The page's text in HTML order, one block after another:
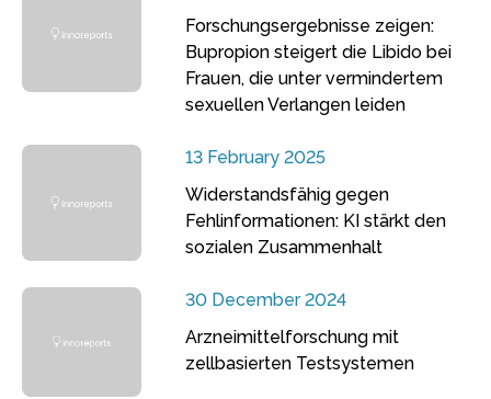
Forschungsergebnisse zeigen:
Bupropion steigert die Libido bei
Frauen, die unter vermindertem
sexuellen Verlangen leiden
13 February 2025
Widerstandsfähig gegen
Fehlinformationen: KI stärkt den
sozialen Zusammenhalt
30 December 2024
Arzneimittelforschung mit
zellbasierten Testsystemen